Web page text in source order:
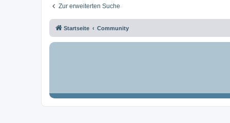
Zur erweiterten Suche
Startseite Community